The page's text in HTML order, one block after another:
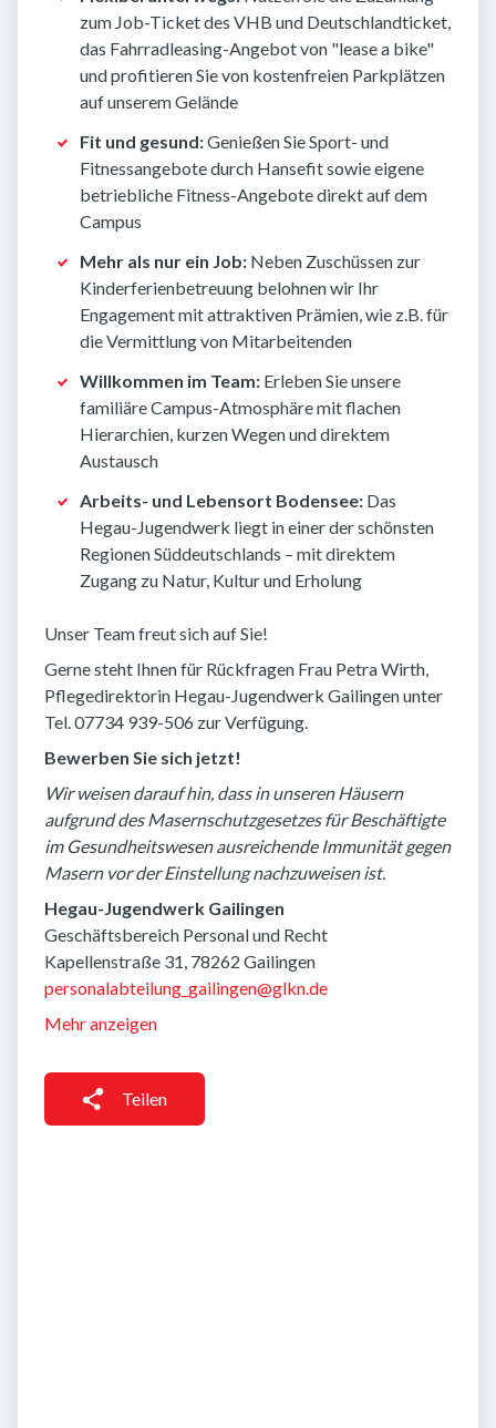
zum Job-Ticket des VHB und Deutschlandticket,
das Fahrradleasing-Angebot von "lease a bike"
und profitieren Sie von kostenfreien Parkplätzen
auf unserem Gelände
Fit und gesund:Genießen Sie Sport- und
Fitnessangebote durch Hansefit sowie eigene
betriebliche Fitness-Angebote direkt auf dem
Campus
Mehr als nur ein Job: Neben Zuschüssen zur
Kinderferienbetreuung belohnen wir Ihr
Engagement mit attraktiven Prämien, wie z.B. für
die Vermittlung von Mitarbeitenden
Willkommen im Team: Erleben Sie unsere
familiäre Campus-Atmosphäre mit flachen
Hierarchien, kurzen Wegen und direktem
Austausch
Arbeits- und Lebensort Bodensee: Das
Hegau-Jugendwerk liegt in einer der schönsten
Regionen Süddeutschlands – mit direktem
Zugang zu Natur, Kultur und Erholung
Unser Team freut sich auf Sie!
Gerne steht Ihnen für Rückfragen Frau Petra Wirth,
Pflegedirektorin Hegau-Jugendwerk Gailingen unter
Tel. 07734 939-506 zur Verfügung.
Bewerben Sie sich jetzt!
Wir weisen darauf hin, dass in unseren Häusern
aufgrund des Masernschutzgesetzes für Beschäftigte
im Gesundheitswesen ausreichende Immunität gegen
Masern vor der Einstellung nachzuweisen ist.
Hegau-Jugendwerk Gailingen
Geschäftsbereich Personal und Recht
Kapellenstraße 31, 78262 Gailingen
personalabteilung_gailingen@glkn.de
Mehr anzeigen
Teilen